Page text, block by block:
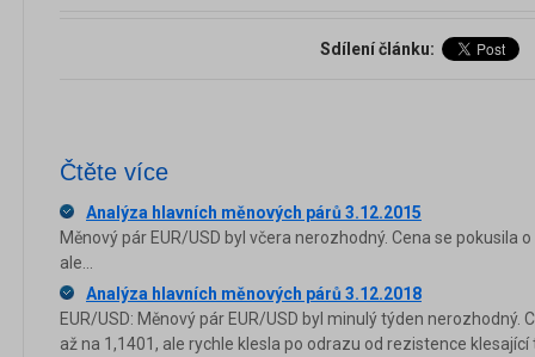
Sdílení článku:
Čtěte více
Analýza hlavních měnových párů 3.12.2015
Měnový pár EUR/USD byl včera nerozhodný. Cena se pokusila
ale...
Analýza hlavních měnových párů 3.12.2018
EUR/USD: Měnový pár EUR/USD byl minulý týden nerozhodný.
až na 1,1401, ale rychle klesla po odrazu od rezistence